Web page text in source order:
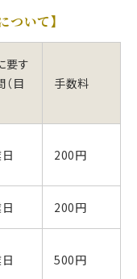
ついて】
要す
目
手数料
200円
200円
500円